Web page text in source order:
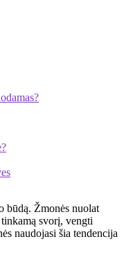
būdą. Žmonės nuolat
svorį, vengti
naudojasi šia tendencija